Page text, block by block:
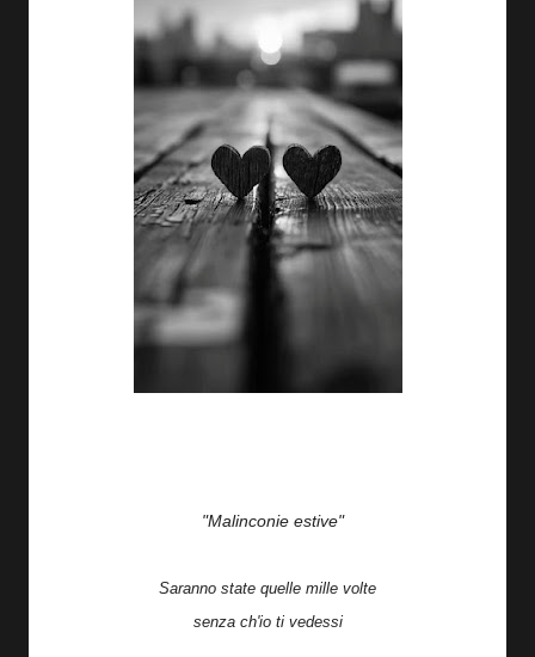
"Malinconie estive"
Saranno state quelle mille volte
senza ch'io ti vedessi